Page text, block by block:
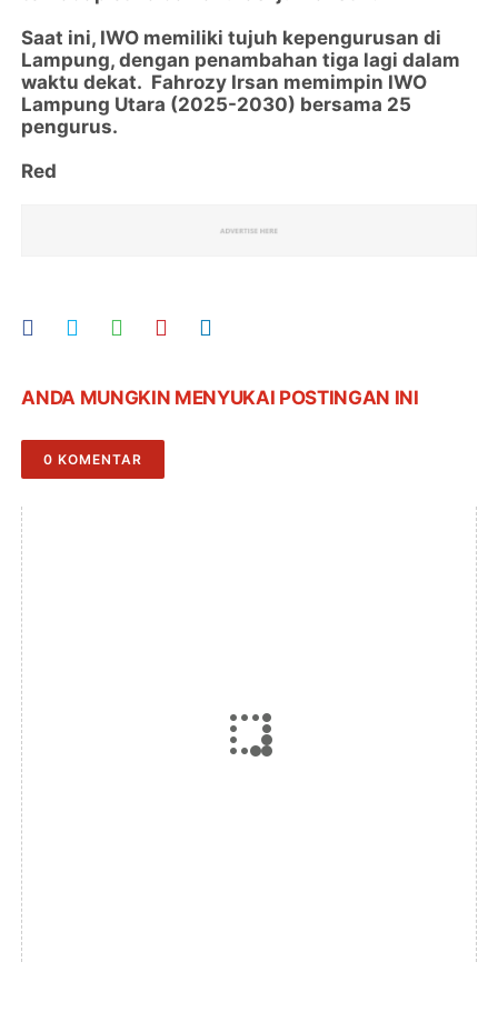
Saat ini, IWO memiliki tujuh kepengurusan di
Lampung, dengan penambahan tiga lagi dalam
waktu dekat. Fahrozy Irsan memimpin IWO
Lampung Utara (2025-2030) bersama 25
pengurus.
Red
ANDA MUNGKIN MENYUKAI POSTINGAN INI
0 KOMENTAR